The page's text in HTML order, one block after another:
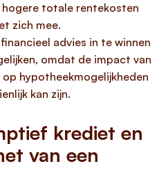
totale rentekosten
zich mee.
advies in te winnen
omdat de impact van
hypotheekmogelijkheden
kan zijn.
krediet en
van een